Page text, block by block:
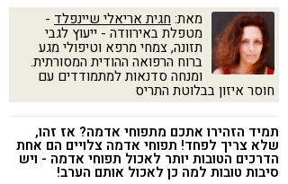
ניקוי רעלים
מזונות על
ילדים
תזונה וספורט
הפרעות קשב & ריכוז
אכילה רגשית
רגישות לגלוטן
טעים להכיר
קורונה
טבעונות
מאת: חגית אריאלי שיינפלד -
מטפלת באירוודה - ייעוץ לגבי
תזונה, צמחי מרפא וטיפולי מגע
ברוח הרפואה ההודית המסורתית.
ומנחה סדנאות למתמודדים עם
חוסר איזון בבלוטת התריס
תמיד הזהירו אתכם מתפוחי אדמה? אז זהו,
שלא צריך לפחד! תפוחי אדמה צלויים הם אחת
הדרכים הטובות יותר לאכול תפוחי אדמה - ויש
סיבות טובות למה כן לאכול אותם הערב!